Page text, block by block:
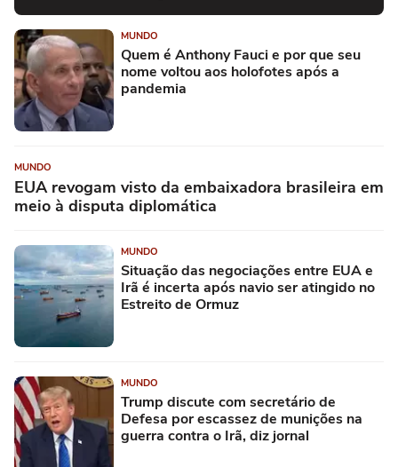
MUNDO
Quem é Anthony Fauci e por que seu
nome voltou aos holofotes após a
pandemia
MUNDO
EUA revogam visto da embaixadora brasileira em
meio à disputa diplomática
MUNDO
Situação das negociações entre EUA e
Irã é incerta após navio ser atingido no
Estreito de Ormuz
MUNDO
Trump discute com secretário de
Defesa por escassez de munições na
guerra contra o Irã, diz jornal